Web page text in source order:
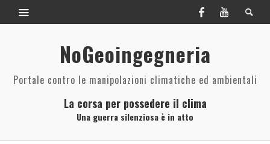
NoGeoingegneria
Portale contro le manipolazioni climatiche ed ambientali
La corsa per possedere il clima
Una guerra silenziosa è in atto